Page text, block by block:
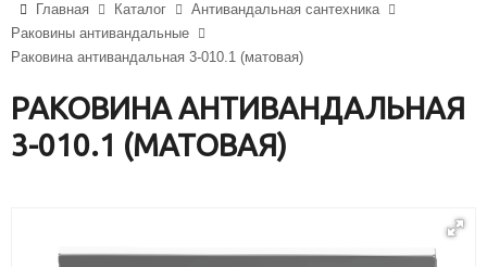
+375 (29) 710-23-43
+375 (33) 315-03-03
aysberg-sales@yandex.by
Главная Каталог
Антивандальная сантехника
Раковины антивандальные
Раковина антивандальная 3-010.1 (матовая)
РАКОВИНА АНТИВАНДАЛЬНАЯ
3-010.1 (МАТОВАЯ)